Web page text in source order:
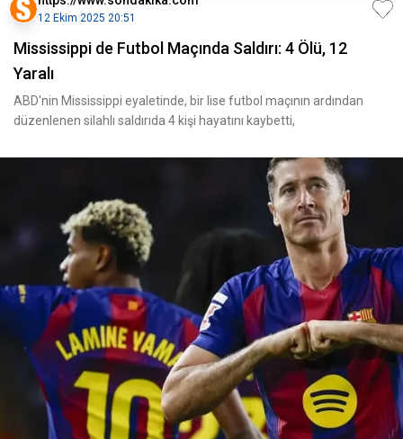
12 Ekim 2025 20:51
Mississippi de Futbol Maçında Saldırı: 4 Ölü, 12
Yaralı
ABD'nin Mississippi eyaletinde, bir lise futbol maçının ardından
düzenlenen silahlı saldırıda 4 kişi hayatını kaybetti,